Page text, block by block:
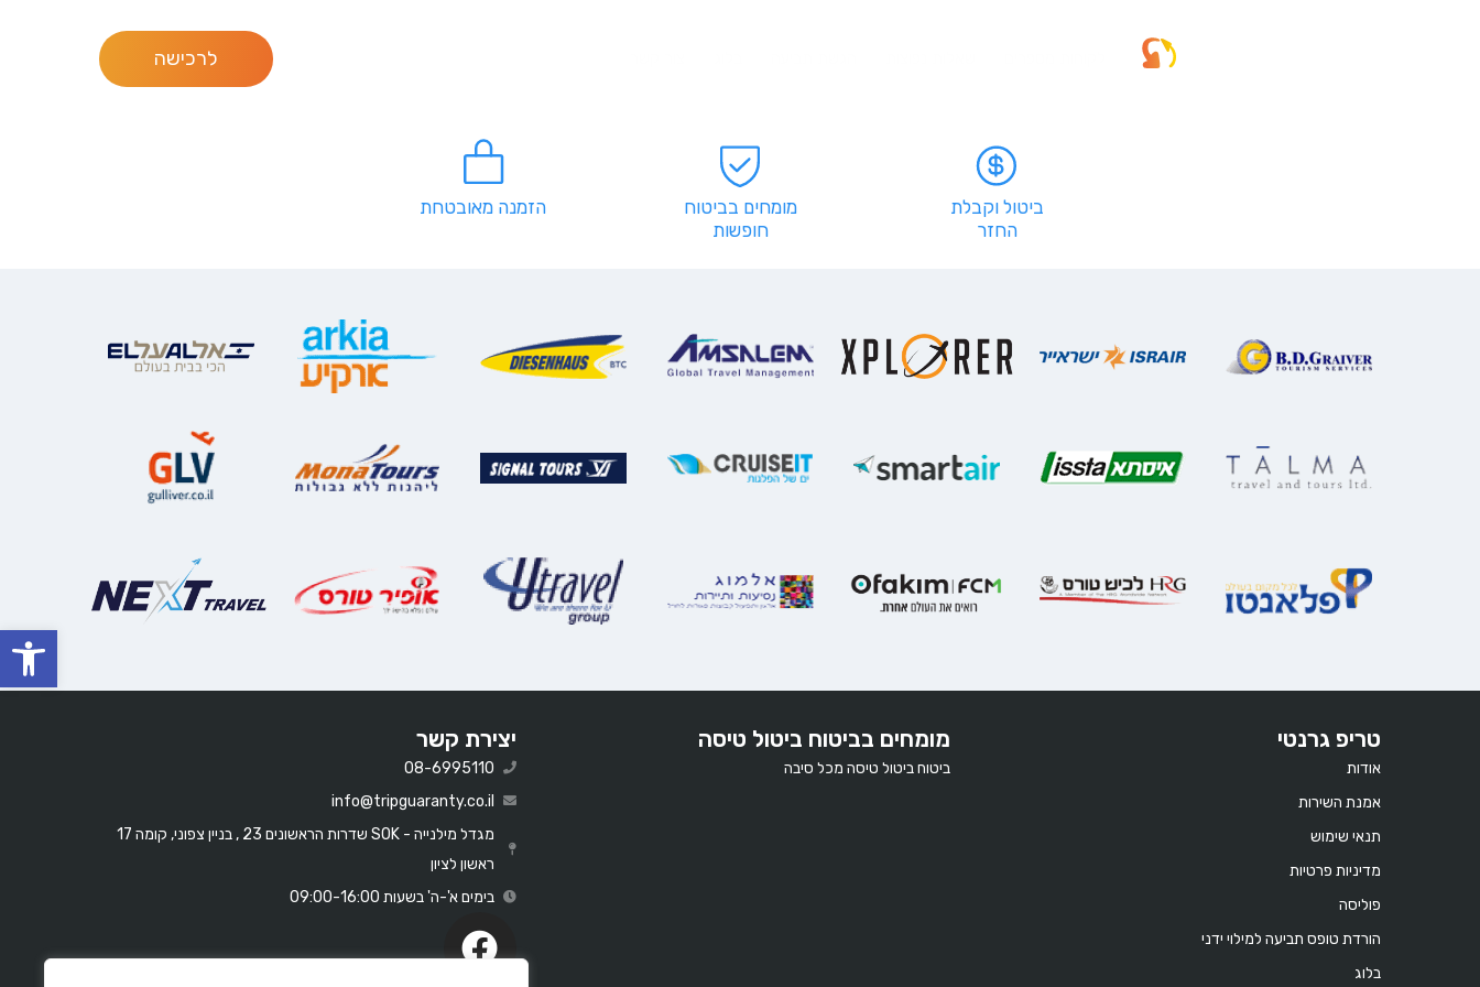
לרכישה
ביטול וקבלת
החזר
מומחים בביטוח
חופשות
הזמנה מאובטחת
טריפ גרנטי
אודות
אמנת השירות
תנאי שימוש
מדיניות פרטיות
פוליסה
הורדת טופס תביעה למילוי ידני
בלוג
מומחים בביטוח ביטול טיסה
ביטוח ביטול טיסה מכל סיבה
יצירת קשר
08-6995110
info@tripguaranty.co.il
מגדל מילנייה - SOK שדרות הראשונים 23 , בניין צפוני, קומה 17
ראשון לציון
בימים א'-ה' בשעות 09:00-16:00